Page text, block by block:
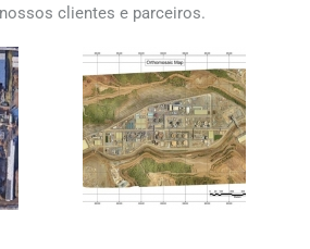
clientes e parceiros.